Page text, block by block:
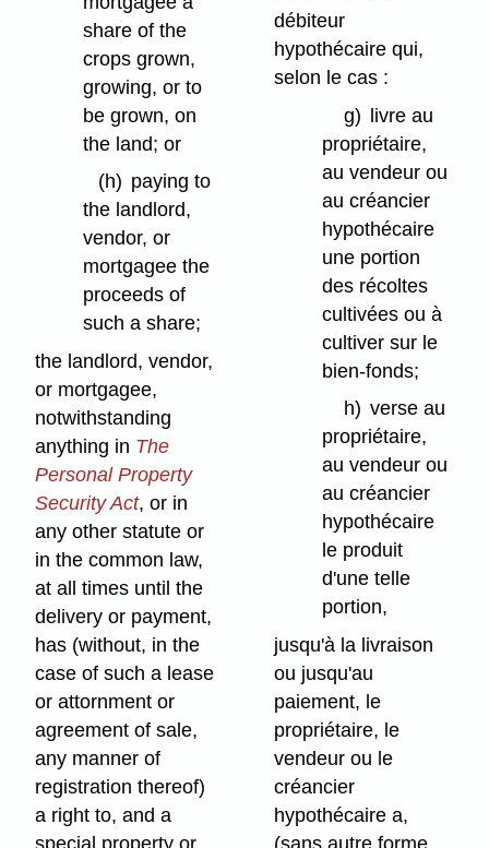
share of the
crops grown,
growing, or to
be grown, on
the land; or
(h) paying to
the landlord,
vendor, or
mortgagee the
proceeds of
such a share;
the landlord, vendor,
or mortgagee,
notwithstanding
anything in The
Personal Property
Security Act, or in
any other statute or
in the common law,
at all times until the
delivery or payment,
has (without, in the
case of such a lease
or attornment or
agreement of sale,
any manner of
registration thereof)
a right to, and a
débiteur
hypothécaire qui,
selon le cas :
g) livre au
propriétaire,
au vendeur ou
au créancier
hypothécaire
une portion
des récoltes
cultivées ou à
cultiver sur le
bien-fonds;
h) verse au
propriétaire,
au vendeur ou
au créancier
hypothécaire
le produit
d'une telle
portion,
jusqu'à la livraison
ou jusqu'au
paiement, le
propriétaire, le
vendeur ou le
créancier
hypothécaire a,